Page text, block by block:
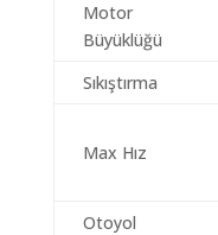
Motor
Büyüklüğü
Sıkıştırma
Max Hız
Otoyol